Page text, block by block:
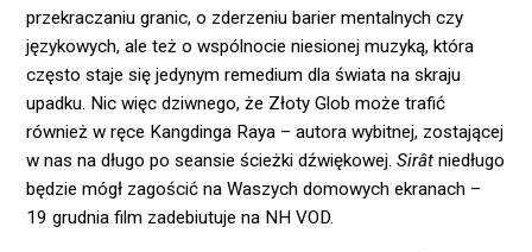
przekraczaniu granic, o zderzeniu barier mentalnych czy
językowych, ale też o wspólnocie niesionej muzyką, która
często staje się jedynym remedium dla świata na skraju
upadku. Nic więc dziwnego, że Złoty Glob może trafić
również w ręce Kangdinga Raya – autora wybitnej, zostającej
w nas na długo po seansie ścieżki dźwiękowej.Sirât niedługo
będzie mógł zagościć na Waszych domowych ekranach –
19 grudnia film zadebiutuje na NH VOD.